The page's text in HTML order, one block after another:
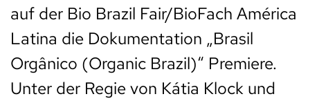
auf der Bio Brazil Fair/BioFach América
Latina die Dokumentation „Brasil
Orgânico (Organic Brazil)“ Premiere.
Unter der Regie von Kátia Klock und